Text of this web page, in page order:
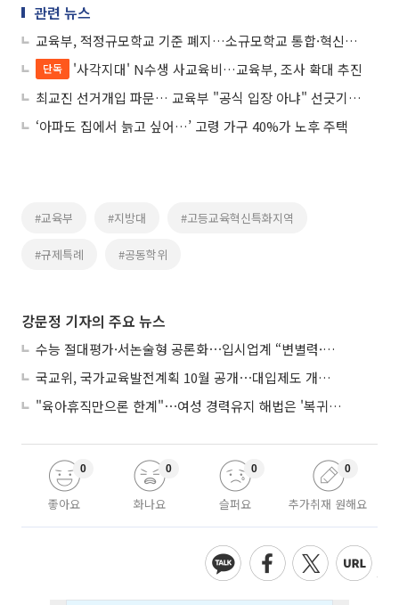
관련 뉴스
교육부, 적정규모학교 기준 폐지…소규모학교 통합·혁신에 최대 400억 지원
단독
'사각지대' N수생 사교육비…교육부, 조사 확대 추진
최교진 선거개입 파문… 교육부 "공식 입장 아냐" 선긋기, 교총 "사퇴해야"
‘아파도 집에서 늙고 싶어…’ 고령 가구 40%가 노후 주택
#교육부 #지방대 #고등교육혁신특화지역
#규제특례 #공동학위
강문정 기자의 주요 뉴스
수능 절대평가·서논술형 공론화⋯입시업계 “변별력·사교육 대책 먼저”
국교위, 국가교육발전계획 10월 공개⋯대입제도 개편 공론화 추진
"육아휴직만으론 한계"⋯여성 경력유지 해법은 '복귀 후 유연근무’
좋아요
0
화나요
0
슬퍼요
0
추가취재 원해요
0